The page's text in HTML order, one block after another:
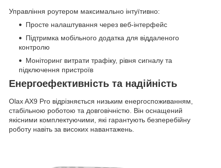
Управління роутером максимально інтуїтивно:
Просте налаштування через веб-інтерфейс
Підтримка мобільного додатка для віддаленого
контролю
Моніторинг витрати трафіку, рівня сигналу та
підключення пристроїв
Енергоефективність та надійність
Olax AX9 Pro відрізняється низьким енергоспоживанням,
стабільною роботою та довговічністю. Він оснащений
якісними комплектуючими, які гарантують безперебійну
роботу навіть за високих навантажень.